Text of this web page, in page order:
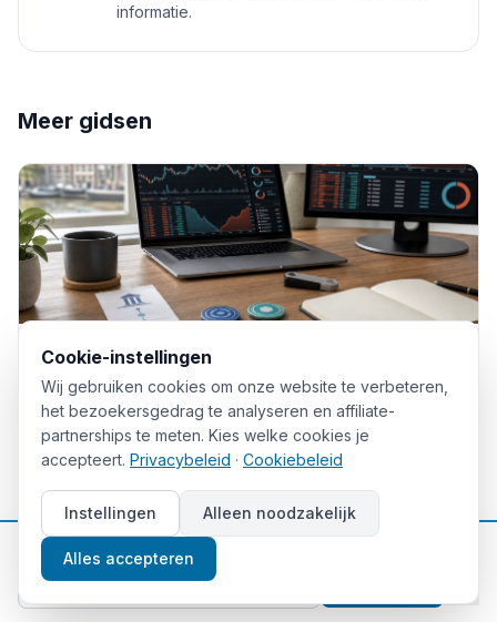
informatie.
Meer gidsen
crypto
Stablecoin exchange vergelijken: let op meer dan
handelskosten
20 jul10min
Cookie-instellingen
Wij gebruiken cookies om onze website te verbeteren,
het bezoekersgedrag te analyseren en affiliate-
partnerships te meten. Kies welke cookies je
accepteert. Privacybeleid · Cookiebeleid
Instellingen Alleen noodzakelijk
Alles accepteren
📈 Gratis beleggingstips